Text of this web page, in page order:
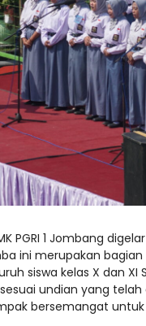
PGRI 1 Jombang
ini merupakan
siswa kelas X dan XI
undian yang
bersemangat